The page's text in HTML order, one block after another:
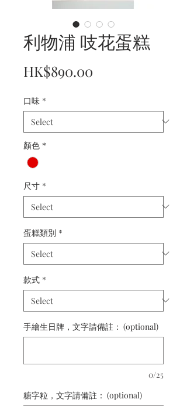
利物浦 吱花蛋糕
HK$890.00
口味 *
顏色 *
尺寸 *
蛋糕類別 *
款式 *
手繪生日牌，文字請備註： (optional)
0/25
糖字粒，文字請備註： (optional)